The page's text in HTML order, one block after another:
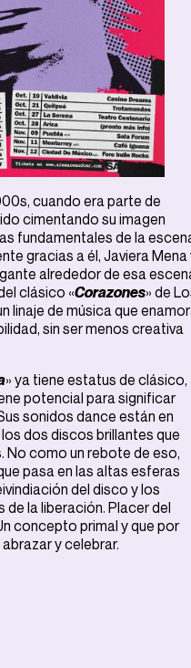
cuando era parte de
cimentando su imagen
fundamentales de la
gracias a él, Javiera Mena
alrededor de esa
clásico «Corazones» de
linaje de música que
sin ser menos creativa
» ya tiene estatus de clásico,
potencial para significar
sonidos dance están en
dos discos brillantes que
No como un rebote de eso,
pasa en las altas esferas
del disco y los
la liberación. Placer del
concepto primal y que por
y celebrar.